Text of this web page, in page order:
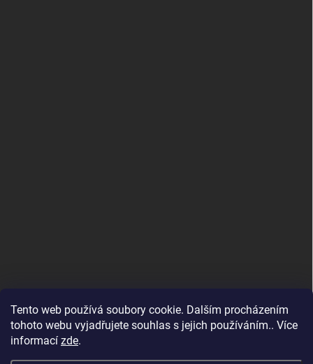
Tento web používá soubory cookie. Dalším procházením
tohoto webu vyjadřujete souhlas s jejich používáním.. Více
informací zde.